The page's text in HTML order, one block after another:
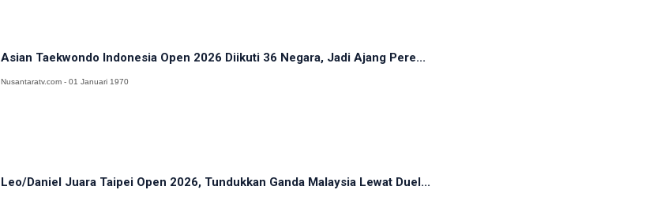
Asian Taekwondo Indonesia Open 2026 Diikuti 36 Negara, Jadi Ajang Pere...
Nusantaratv.com - 01 Januari 1970
Leo/Daniel Juara Taipei Open 2026, Tundukkan Ganda Malaysia Lewat Duel...